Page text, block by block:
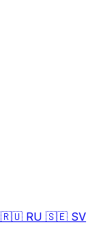
🇷🇺 RU 🇸🇪 SV